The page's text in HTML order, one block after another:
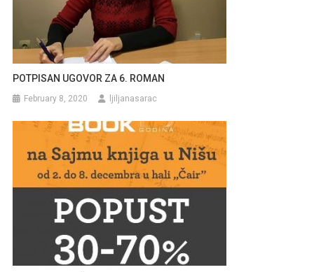
POTPISAN UGOVOR ZA 6. ROMAN
February 8, 2020 ljiljanasarac